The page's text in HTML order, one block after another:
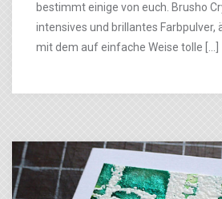
bestimmt einige von euch. Brusho
intensives und brillantes Farbpulver,
mit dem auf einfache Weise tolle […]